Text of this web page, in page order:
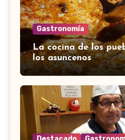
Gastronomía
La cocina de los
los asuncenos